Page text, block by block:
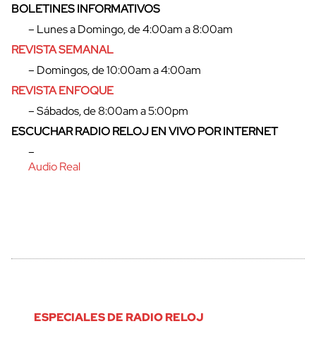
BOLETINES INFORMATIVOS
– Lunes a Domingo, de 4:00am a 8:00am
REVISTA SEMANAL
– Domingos, de 10:00am a 4:00am
REVISTA ENFOQUE
– Sábados, de 8:00am a 5:00pm
ESCUCHAR RADIO RELOJ EN VIVO POR INTERNET
–
Audio Real
ESPECIALES DE RADIO RELOJ